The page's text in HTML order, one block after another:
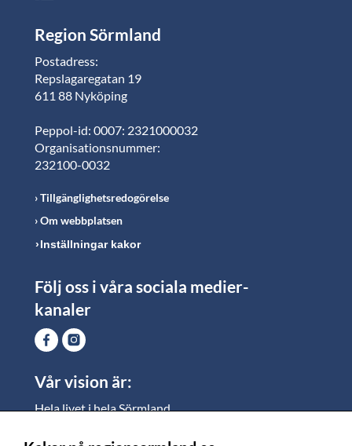
Region Sörmland
Postadress:
Repslagaregatan 19
611 88 Nyköping
Peppol-id: 0007: 2321000032
Organisationsnummer:
232100-0032
Tillgänglighetsredogörelse
Om webbplatsen
Inställningar kakor
Följ oss i våra sociala medier-
kanaler
Vår vision är:
Hela livet i hela Sörmland.
vi vill skapa jämlika möjligheter för både